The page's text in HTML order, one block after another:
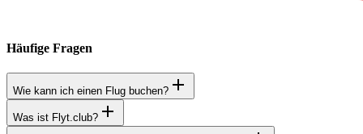
Häufige Fragen
Wie kann ich einen Flug buchen?
Was ist Flyt.club?